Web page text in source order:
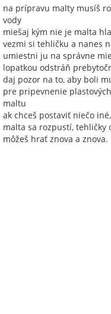
na prípravu malty musíš
vody
miešaj kým nie je malta
vezmi si tehličku a nanes
umiestni ju na správne
lopatkou odstráň
daj pozor na to, aby boli
pre pripevnenie
maltu
ak chceš postaviť niečo
malta sa rozpustí, tehličky
môžeš hrať znova a znova.